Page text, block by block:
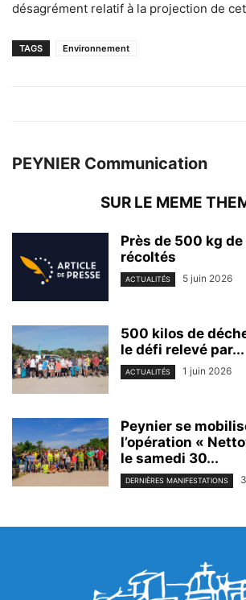
désagrément relatif à la projection de
TAGS Environnement
PEYNIER Communication
SUR LE MEME
Près de 500 kg
récoltés
ACTUALITÉS 5 juin 2026
500 kilos de
le défi relevé par...
ACTUALITÉS 1 juin 2026
Peynier se
l’opération «
le samedi 30...
DERNIÈRES MANIFESTATIONS